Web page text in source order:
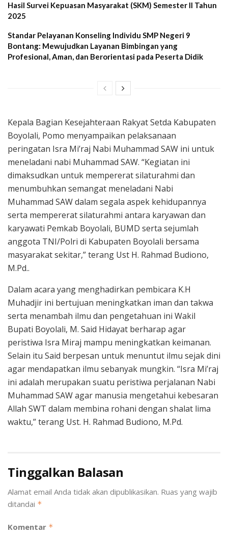
Hasil Survei Kepuasan Masyarakat (SKM) Semester II Tahun
2025
Standar Pelayanan Konseling Individu SMP Negeri 9
Bontang: Mewujudkan Layanan Bimbingan yang
Profesional, Aman, dan Berorientasi pada Peserta Didik
Kepala Bagian Kesejahteraan Rakyat Setda Kabupaten
Boyolali, Pomo menyampaikan pelaksanaan
peringatan Isra Mi’raj Nabi Muhammad SAW ini untuk
meneladani nabi Muhammad SAW. “Kegiatan ini
dimaksudkan untuk mempererat silaturahmi dan
menumbuhkan semangat meneladani Nabi
Muhammad SAW dalam segala aspek kehidupannya
serta mempererat silaturahmi antara karyawan dan
karyawati Pemkab Boyolali, BUMD serta sejumlah
anggota TNI/Polri di Kabupaten Boyolali bersama
masyarakat sekitar,” terang Ust H. Rahmad Budiono,
M.Pd..
Dalam acara yang menghadirkan pembicara K.H
Muhadjir ini bertujuan meningkatkan iman dan takwa
serta menambah ilmu dan pengetahuan ini Wakil
Bupati Boyolali, M. Said Hidayat berharap agar
peristiwa Isra Miraj mampu meningkatkan keimanan.
Selain itu Said berpesan untuk menuntut ilmu sejak dini
agar mendapatkan ilmu sebanyak mungkin. “Isra Mi’raj
ini adalah merupakan suatu peristiwa perjalanan Nabi
Muhammad SAW agar manusia mengetahui kebesaran
Allah SWT dalam membina rohani dengan shalat lima
waktu,” terang Ust. H. Rahmad Budiono, M.Pd.
Tinggalkan Balasan
Alamat email Anda tidak akan dipublikasikan. Ruas yang wajib
ditandai *
Komentar *